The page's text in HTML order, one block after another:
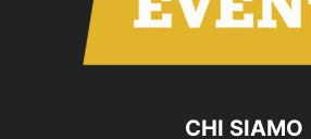
CHI SIAMO